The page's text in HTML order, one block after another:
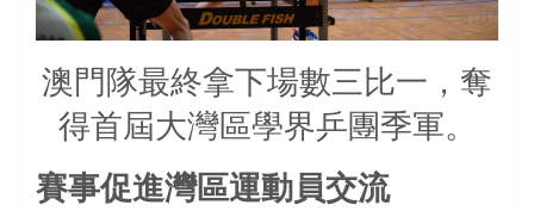
澳門隊最終拿下場數三比一，奪
得首屆大灣區學界乒團季軍。
賽事促進灣區運動員交流